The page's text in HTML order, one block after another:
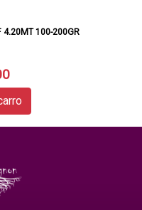
4.20MT 100-200GR